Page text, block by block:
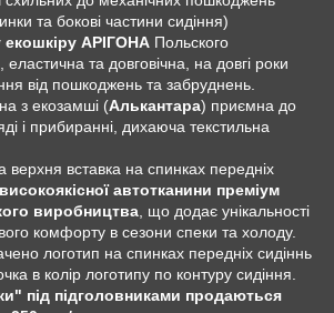
та бокові частини сидіння)
екошкіру АРІГОНА Польского
та довговічна, на довгі роки
від пошкоджень та забруднень.
з екозамші (Алькантара) приємна до
і прибиранні, дихаюча текстильна
верхня вставка на спинках передніх
високоякісної автотканини преміум
виробництва , що додає унікальності
комфорту в сезони спеки та холоду.
логотип на спинках передніх сидіннь
в колір логотипу по контуру сидіння.
під підголовниками продаються